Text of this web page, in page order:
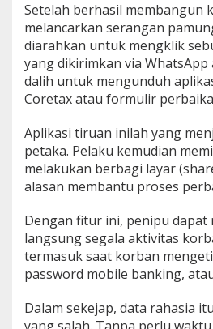
i
A
n
d
Setelah berhasil membangun
melancarkan serangan
diarahkan untuk mengklik
yang dikirimkan via WhatsApp
dalih untuk mengunduh
Coretax atau formulir
Aplikasi tiruan inilah yang
petaka. Pelaku kemudian
melakukan berbagi layar
alasan membantu proses
Dengan fitur ini, penipu dapat
langsung segala aktivitas
termasuk saat korban
password mobile banking,
Dalam sekejap, data rahasia